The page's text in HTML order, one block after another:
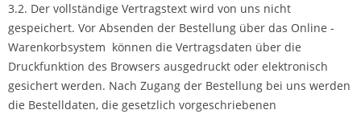
3.2. Der vollständige Vertragstext wird von uns nicht
gespeichert. Vor Absenden der Bestellung über das Online -
Warenkorbsystem können die Vertragsdaten über die
Druckfunktion des Browsers ausgedruckt oder elektronisch
gesichert werden. Nach Zugang der Bestellung bei uns werden
die Bestelldaten, die gesetzlich vorgeschriebenen